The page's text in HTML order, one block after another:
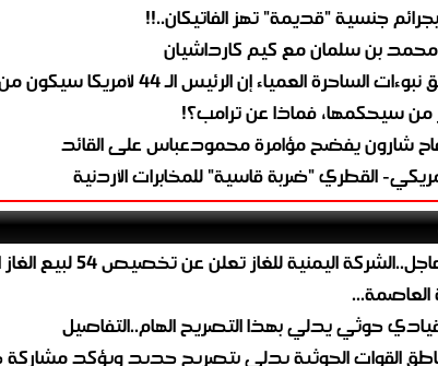
جنسية "قديمة" تهز الفاتيكان..!!
بن سلمان مع كيم كارداشيان
هل تتحقق نبوءات الساحرة العمياء إن الرئيس الـ 44
من سيحكمها، فماذا عن ترامب؟!
شارون يفضح مؤامرة محمودعباس على القائد
القطري "ضربة قاسية" للمخابرات الأردنية
عاجل..الشركة اليمنية للغاز تعلن
العاصمة...
حوثي يدلي بهذا التصريح الهام..التفاصيل
القوات الحوثية يدلي بتصريح جديد ويؤكد